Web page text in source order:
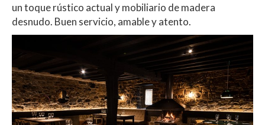
un toque rústico actual y mobiliario de madera
desnudo. Buen servicio, amable y atento.